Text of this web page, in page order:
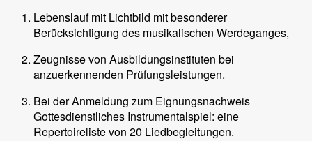
Lebenslauf mit Lichtbild mit besonderer
Berücksichtigung des musikalischen Werdeganges,
Zeugnisse von Ausbildungsinstituten bei
anzuerkennenden Prüfungsleistungen.
Bei der Anmeldung zum Eignungsnachweis
Gottesdienstliches Instrumentalspiel: eine
Repertoireliste von 20 Liedbegleitungen.